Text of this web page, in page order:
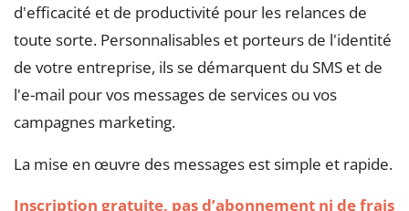
d'efficacité et de productivité pour les relances de
toute sorte. Personnalisables et porteurs de l'identité
de votre entreprise, ils se démarquent du SMS et de
l'e-mail pour vos messages de services ou vos
campagnes marketing.
La mise en œuvre des messages est simple et rapide.
Inscription gratuite, pas d’abonnement ni de frais